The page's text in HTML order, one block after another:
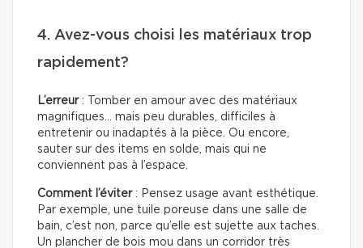
4. Avez-vous choisi les matériaux trop
rapidement?
L’erreur: Tomber en amour avec des matériaux
magnifiques… mais peu durables, difficiles à
entretenir ou inadaptés à la pièce. Ou encore,
sauter sur des items en solde, mais qui ne
conviennent pas à l’espace.
Comment l’éviter: Pensez usage avant esthétique.
Par exemple, une tuile poreuse dans une salle de
bain, c’est non, parce qu’elle est sujette aux taches.
Un plancher de bois mou dans un corridor très